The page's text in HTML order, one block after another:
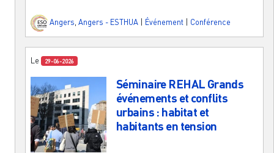
Angers Angers - ESTHUA Événement Conférence
Le 29-06-2026
Séminaire REHAL Grands
événements et conflits
urbains : habitat et
habitants en tension